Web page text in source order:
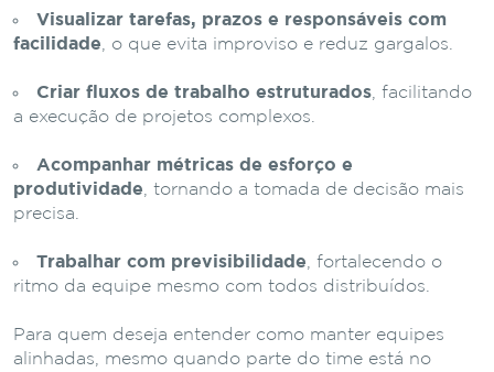
Visualizar tarefas, prazos e responsáveis com
facilidade , o que evita improviso e reduz gargalos.
Criar fluxos de trabalho estruturados , facilitando
a execução de projetos complexos.
Acompanhar métricas de esforço e
produtividade , tornando a tomada de decisão mais
precisa.
Trabalhar com previsibilidade , fortalecendo o
ritmo da equipe mesmo com todos distribuídos.
Para quem deseja entender como manter equipes
alinhadas, mesmo quando parte do time está no